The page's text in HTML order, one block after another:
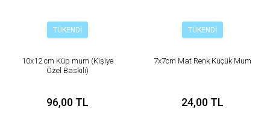
TÜKENDİ
10x12 cm Küp mum (Kişiye
Özel Baskılı)
96,00 TL
TÜKENDİ
7x7cm Mat Renk Küçük Mum
24,00 TL